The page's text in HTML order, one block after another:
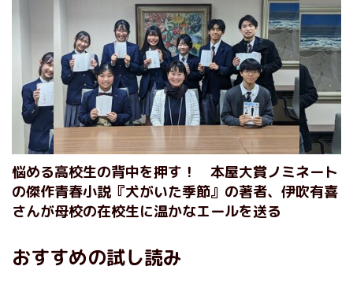
悩める高校生の背中を押す！ 本屋大賞ノミネート
の傑作青春小説『犬がいた季節』の著者、伊吹有喜
さんが母校の在校生に温かなエールを送る
おすすめの試し読み